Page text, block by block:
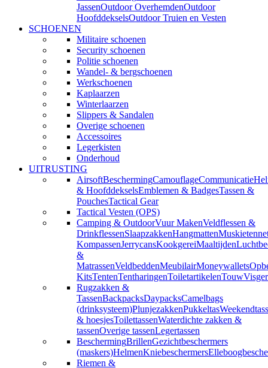
JassenOutdoor OverhemdenOutdoor
HoofddekselsOutdoor Truien en Vesten
SCHOENEN
Militaire schoenen
Security schoenen
Politie schoenen
Wandel- & bergschoenen
Werkschoenen
Kaplaarzen
Winterlaarzen
Slippers & Sandalen
Overige schoenen
Accessoires
Legerkisten
Onderhoud
UITRUSTING
AirsoftBeschermingCamouflageCommunicatie
& HoofddekselsEmblemen & BadgesTassen &
PouchesTactical Gear
Tactical Vesten (OPS)
Camping & OutdoorVuur MakenVeldflessen &
DrinkflessenSlaapzakkenHangmatten
KompassenJerrycansKookgereiMaaltijden
&
MatrassenVeldbeddenMeubilairMoneywallets
KitsTentenTentharingenToiletartikelenTouw
Rugzakken &
TassenBackpacksDaypacksCamelbags
(drinksysteem)PlunjezakkenPukkeltas
& hoesjesToilettassenWaterdichte zakken &
tassenOverige tassenLegertassen
BeschermingBrillenGezichtbeschermers
(maskers)HelmenKniebeschermers
Riemen &